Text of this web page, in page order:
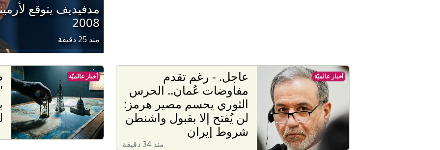
مدفيديف يتوقع
2008
منذ 25 دقيقة
عاجل. - رغم تقدم
مفاوضات عُمان.. الحرس
الثوري يحسم مصير هرمز:
لن يُفتح إلا بقبول واشنطن
شروط إيران
منذ 34 دقيقة
أخبار عالميّة أخبار عالميّة